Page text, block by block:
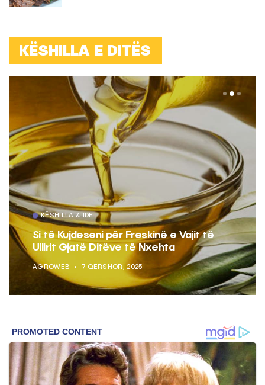
KËSHILLA E DITËS
KËSHILLA & IDE
Si të Kujdeseni për Freskinë e Vajit të
Ullirit Gjatë Ditëve të Nxehta
AGROWEB 7 QERSHOR, 2025